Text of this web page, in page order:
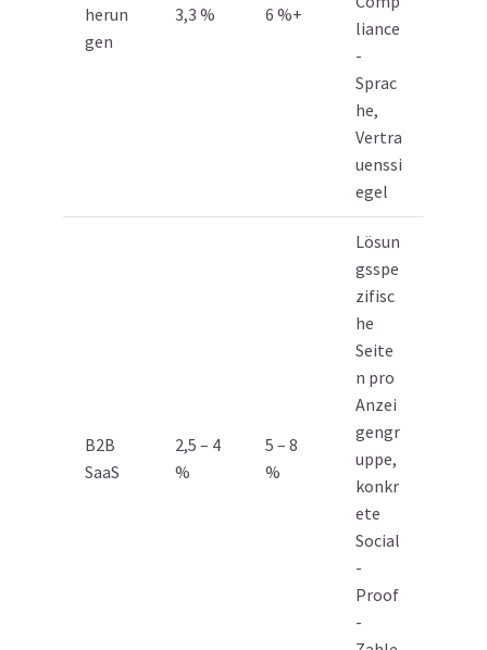
herun
gen
3,3 % 6 %+
liance
-
Sprac
he,
Vertra
uenssi
egel
B2B
SaaS
2,5 – 4
%
5 – 8
%
Lösun
gsspe
zifisc
he
Seite
n pro
Anzei
gengr
uppe,
konkr
ete
Social
-
Proof
-